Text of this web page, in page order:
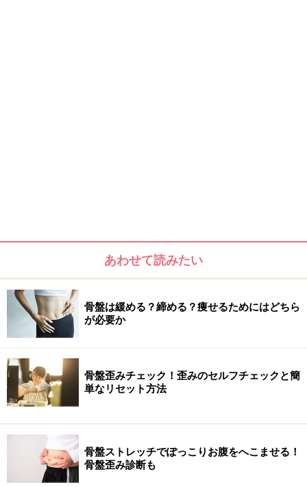
せっかくの春なのに、気分もユーウツ
また、姿勢バランスが崩れるということは、使われやす
い筋肉と使われにくい筋肉がでてくるということ。使わ
あわせて読みたい
骨盤は緩める？締める？痩せるためにはどちら
が必要か
骨盤歪みチェック！歪みのセルフチェックと簡
単なリセット方法
骨盤ストレッチでぽっこりお腹をへこませる！
骨盤歪み診断も